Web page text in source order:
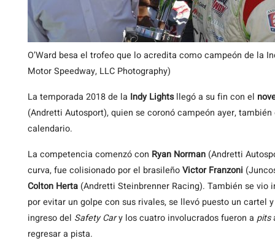
O’Ward besa el trofeo que lo acredita como campeón de la
Motor Speedway, LLC Photography)
La temporada 2018 de la Indy Lightsllegó a su fin con el
(Andretti Autosport), quien se coronó campeón ayer,
calendario.
La competencia comenzó con Ryan Norman (Andretti
curva, fue colisionado por el brasileñoVictor Franzoni
Colton Herta (Andretti Steinbrenner Racing). También se vio
por evitar un golpe con sus rivales, se llevó puesto un
ingreso del Safety Cary los cuatro involucrados fueron a pits
regresar a pista.